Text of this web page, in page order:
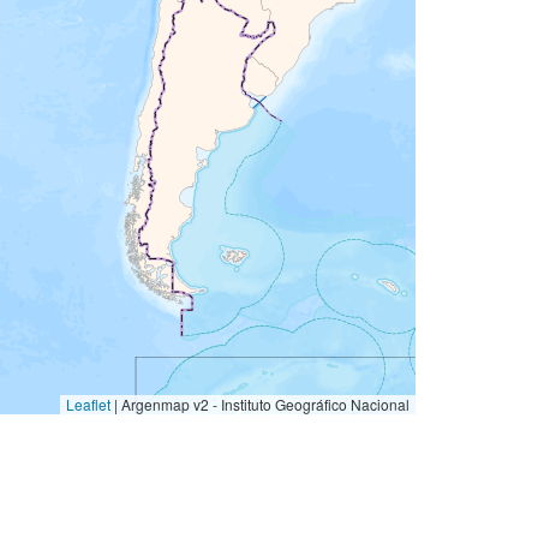
Leaflet | Argenmap v2 - Instituto Geográfico Nacional